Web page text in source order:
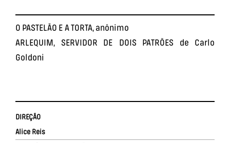
O PASTELÃO E A TORTA, anônimo
ARLEQUIM, SERVIDOR DE DOIS PATRÕES de Carlo
Goldoni
DIREÇÃO
Alice Reis